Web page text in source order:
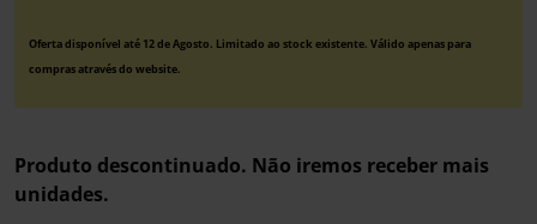
Oferta disponível até 12 de Agosto. Limitado ao stock existente. Válido apenas para
compras através do website.
Produto descontinuado. Não iremos receber mais
unidades.